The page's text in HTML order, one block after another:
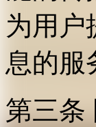
为用户
息的服
第三条